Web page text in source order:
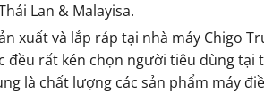
Lan & Malayisa.
xuất và lắp ráp tại nhà máy Chigo
đều rất kén chọn người tiêu dùng
là chất lượng các sản phẩm máy